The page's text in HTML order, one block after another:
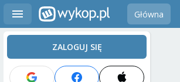
Główna
ZALOGUJ SIĘ